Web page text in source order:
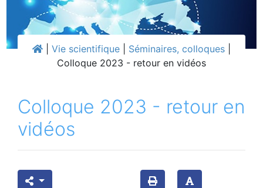
Vie scientifique Séminaires, colloques
Colloque 2023 - retour en vidéos
Colloque 2023 - retour en
vidéos